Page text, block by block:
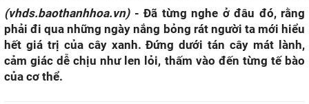
(vhds.baothanhhoa.vn)- Đã từng nghe ở đâu đó, rằng
phải đi qua những ngày nắng bỏng rát người ta mới hiểu
hết giá trị của cây xanh. Đứng dưới tán cây mát lành,
cảm giác dễ chịu như len lỏi, thấm vào đến từng tế bào
của cơ thể.